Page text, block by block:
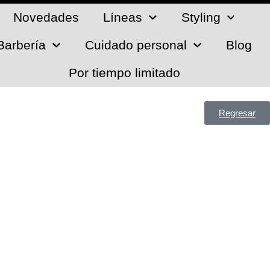
Novedades Líneas
Styling
Cuidado personal
Blog
Por tiempo limitado
Regresar